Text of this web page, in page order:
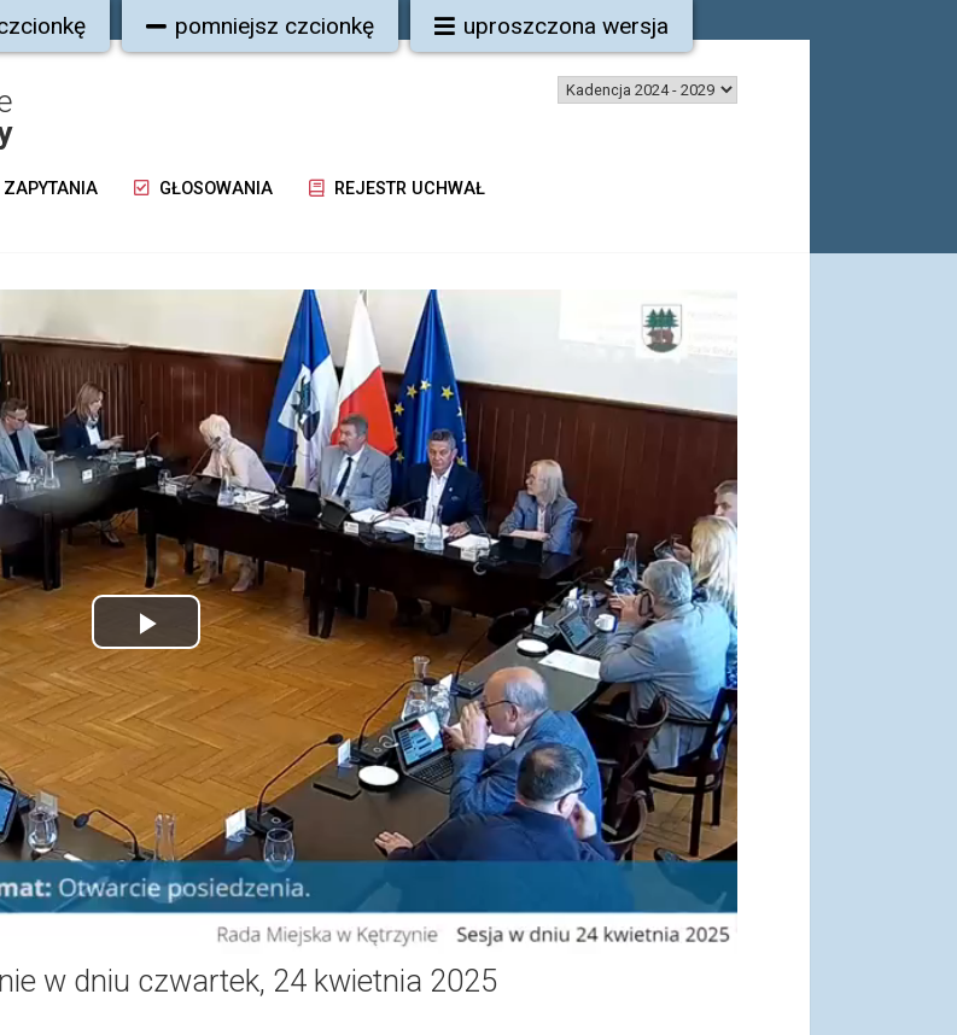
pomniejsz czcionkę uproszczona wersja
ZAPYTANIA GŁOSOWANIA
REJESTR UCHWAŁ
Play
Video
w dniu czwartek, 24 kwietnia 2025